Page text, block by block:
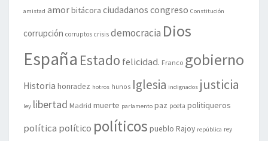
amistad amorbitácora ciudadanos congreso Constitución
corrupción corruptos crisis democracia Dios
España Estado felicidad. Franco gobierno
Historia honradez hotros hunos Iglesia indignados justicia
ley libertad Madrid muerte parlamento paz poeta politiqueros
política político políticos pueblo Rajoy república rey